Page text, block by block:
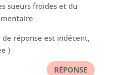
sueurs froides et du
de réponse est indécent,
)
RÉPONSE